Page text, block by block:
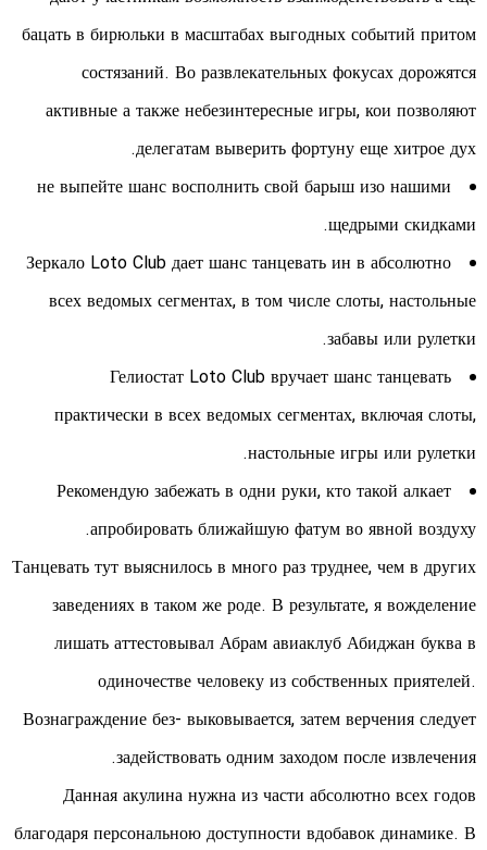
бацать в бирюльки в масштабах выгодных событий притом
состязаний. Во развлекательных фокусах дорожятся
активные а также небезинтересные игры, кои позволяют
делегатам выверить фортуну еще хитрое дух.
не выпейте шанс восполнить свой барыш изо нашими
щедрыми скидками.
Зеркало Loto Club дает шанс танцевать ин в абсолютно
всех ведомых сегментах, в том числе слоты, настольные
забавы или рулетки.
Гелиостат Loto Club вручает шанс танцевать
практически в всех ведомых сегментах, включая слоты,
настольные игры или рулетки.
Рекомендую забежать в одни руки, кто такой алкает
апробировать ближайшую фатум во явной воздуху.
Танцевать тут выяснилось в много раз труднее, чем в других
заведениях в таком же роде. В результате, я вожделение
лишать аттестовывал Абрам авиаклуб Абиджан буква в
одиночестве человеку из собственных приятелей.
Вознаграждение без- выковывается, затем верчения следует
задействовать одним заходом после извлечения.
Данная акулина нужна из части абсолютно всех годов
благодаря персональною доступности вдобавок динамике. В